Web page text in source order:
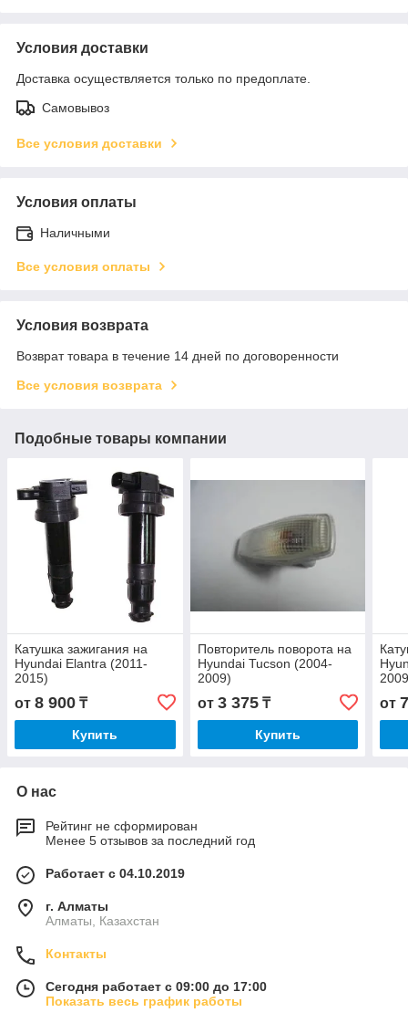
Условия доставки
Доставка осуществляется только по предоплате.
Самовывоз
Все условия доставки
Условия оплаты
Наличными
Все условия оплаты
Условия возврата
Возврат товара в течение 14 дней по договоренности
Все условия возврата
Подобные товары компании
Катушка зажигания на
Hyundai Elantra (2011-
2015)
от 8 900 ₸
Купить
Повторитель поворота на
Hyundai Tucson (2004-
2009)
от 3 375₸
Купить
от
О нас
Рейтинг не сформирован
Менее 5 отзывов за последний год
Работает с 04.10.2019
г. Алматы
Алматы, Казахстан
Контакты
Сегодня работает с 09:00 до 17:00
Показать весь график работы